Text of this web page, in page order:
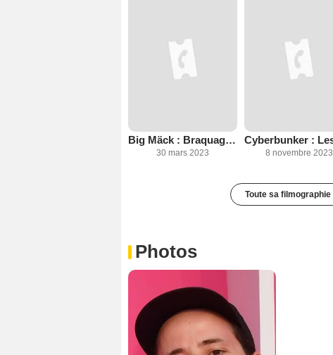
Big Mäck : Braquages et micmac
30 mars 2023 8 novembre 2023
Toute sa filmographie
Photos